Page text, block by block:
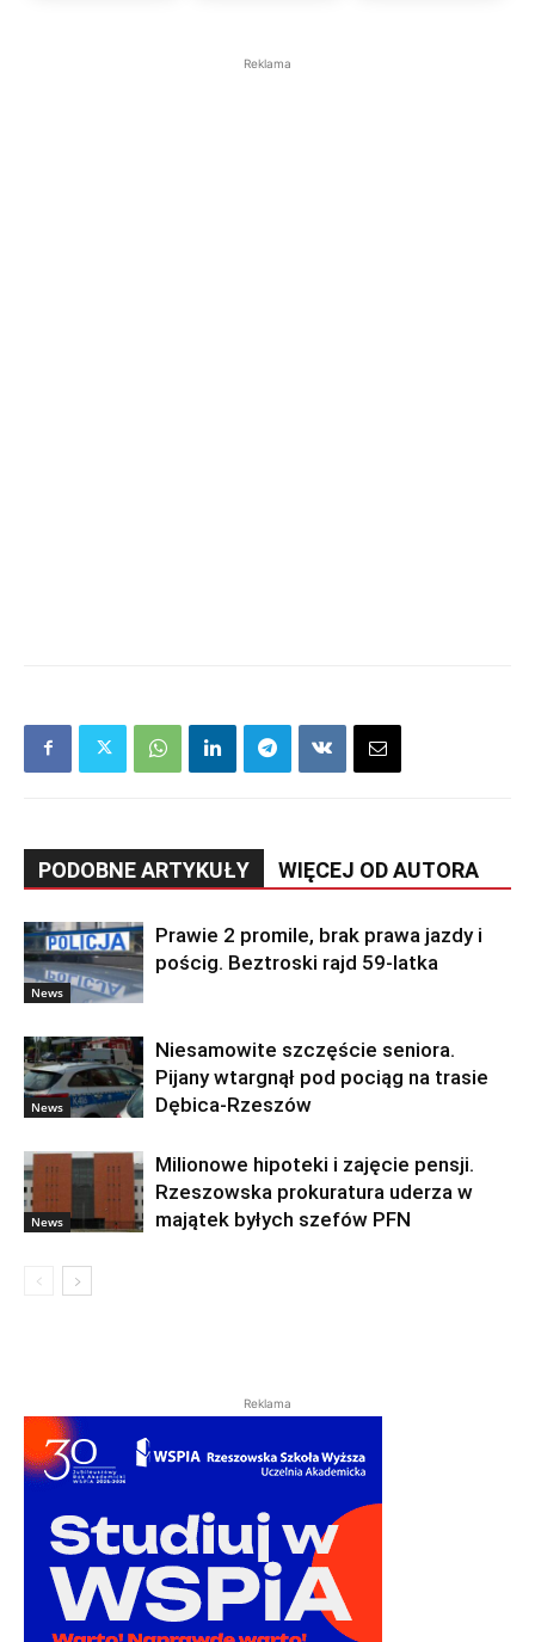
Reklama
PODOBNE ARTYKUŁY WIĘCEJ OD AUTORA
News
Prawie 2 promile, brak prawa jazdy i
pościg. Beztroski rajd 59-latka
News
Niesamowite szczęście seniora.
Pijany wtargnął pod pociąg na trasie
Dębica-Rzeszów
News
Milionowe hipoteki i zajęcie pensji.
Rzeszowska prokuratura uderza w
majątek byłych szefów PFN
Reklama